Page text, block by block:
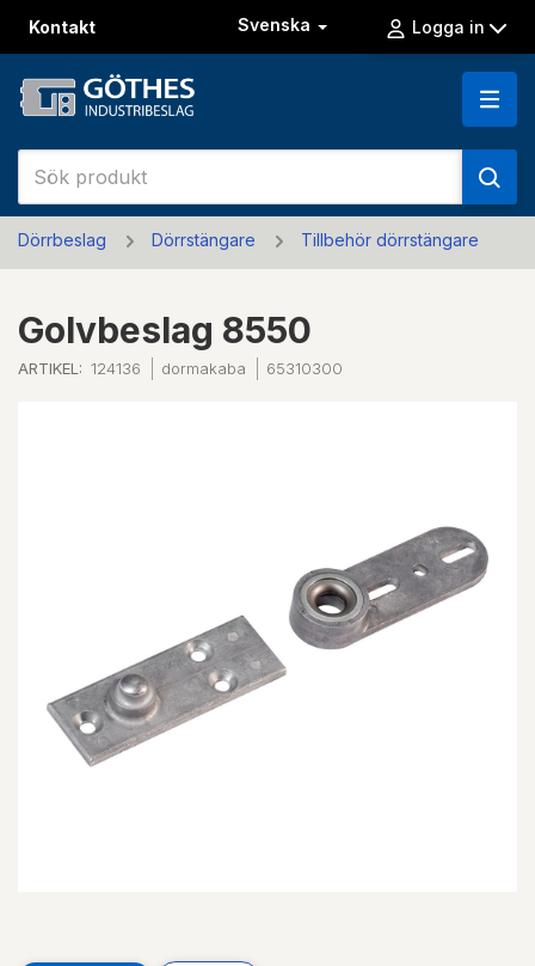
Kontakt Svenska Logga in
Dörrbeslag Dörrstängare Tillbehör dörrstängare
Golvbeslag 8550
ARTIKEL: 124136 dormakaba 65310300